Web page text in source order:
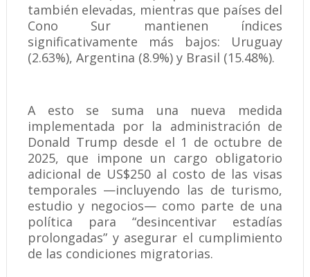
también elevadas, mientras que países del
Cono Sur mantienen índices
significativamente más bajos: Uruguay
(2.63%), Argentina (8.9%) y Brasil (15.48%).
A esto se suma una nueva medida
implementada por la administración de
Donald Trump desde el 1 de octubre de
2025, que impone un cargo obligatorio
adicional de US$250 al costo de las visas
temporales —incluyendo las de turismo,
estudio y negocios— como parte de una
política para “desincentivar estadías
prolongadas” y asegurar el cumplimiento
de las condiciones migratorias.